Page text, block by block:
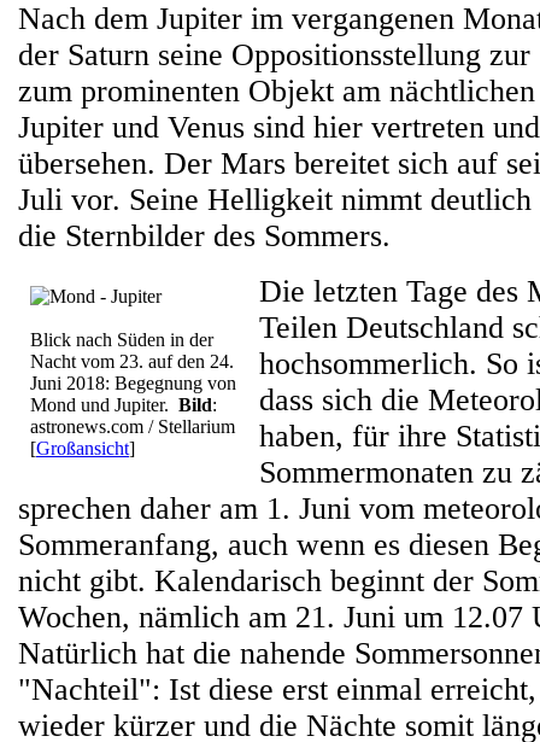
Nach dem Jupiter im vergangenen
der Saturn seine Oppositionsstellung
zum prominenten Objekt am
Jupiter und Venus sind hier vertreten
übersehen. Der Mars bereitet sich auf
Juli vor. Seine Helligkeit nimmt
die Sternbilder des Sommers.
Blick nach Süden in der
Nacht vom 23. auf den 24.
Juni 2018: Begegnung von
Mond und Jupiter. Bild:
astronews.com / Stellarium
[Großansicht]
Die letzten Tage des
Teilen Deutschland
hochsommerlich. So
dass sich die
haben, für ihre
Sommermonaten zu
sprechen daher am 1. Juni vom
Sommeranfang, auch wenn es diesen
nicht gibt. Kalendarisch beginnt der
Wochen, nämlich am 21. Juni um 12.07
Natürlich hat die nahende
"Nachteil": Ist diese erst einmal
wieder kürzer und die Nächte somit